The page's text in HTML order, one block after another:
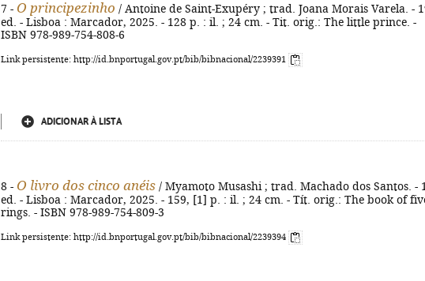
7 - O principezinho / Antoine de Saint-Exupéry ; trad. Joana Morais Varela. -
ed. - Lisboa : Marcador, 2025. - 128 p. : il. ; 24 cm. - Tit. orig.: The little prince. -
ISBN 978-989-754-808-6
Link persistente: http://id.bnportugal.gov.pt/bib/bibnacional/2239391
ADICIONAR À LISTA
8 - O livro dos cinco anéis / Myamoto Musashi ; trad. Machado dos Santos. -
ed. - Lisboa : Marcador, 2025. - 159, [1] p. : il. ; 24 cm. - Tít. orig.: The book of
rings. - ISBN 978-989-754-809-3
Link persistente: http://id.bnportugal.gov.pt/bib/bibnacional/2239394